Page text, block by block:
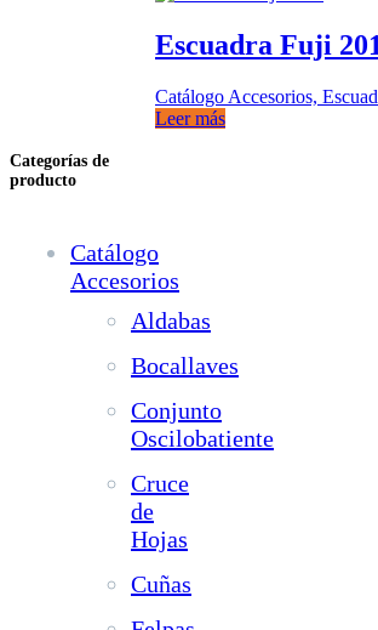
Escuadra Fuji
Catálogo Accesorios,
Leer más
Categorías de
producto
Catálogo
Accesorios
Aldabas
Bocallaves
Conjunto
Oscilobatiente
Cruce
de
Hojas
Cuñas